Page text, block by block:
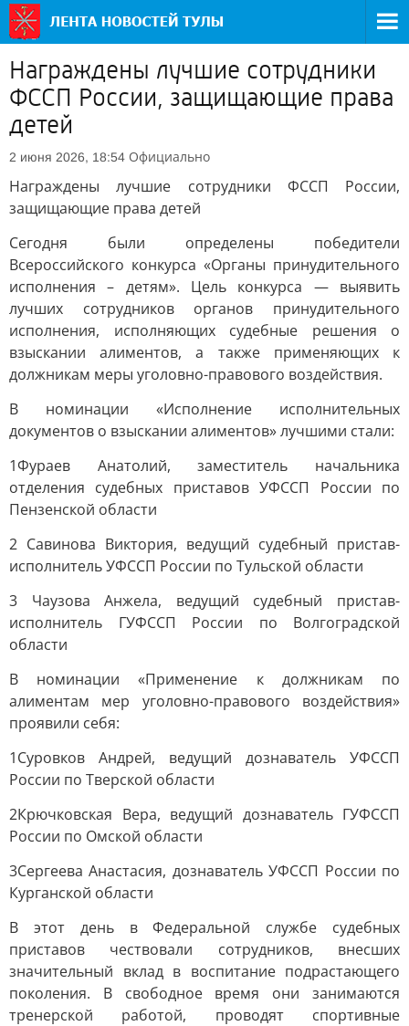
Награждены лучшие сотрудники
ФССП России, защищающие права
детей
2 июня 2026, 18:54 Официально
Награждены лучшие сотрудники ФССП России,
защищающие права детей
Сегодня были определены победители
Всероссийского конкурса «Органы принудительного
исполнения – детям». Цель конкурса — выявить
лучших сотрудников органов принудительного
исполнения, исполняющих судебные решения о
взыскании алиментов, а также применяющих к
должникам меры уголовно-правового воздействия.
В номинации «Исполнение исполнительных
документов о взыскании алиментов» лучшими стали:
1Фураев Анатолий, заместитель начальника
отделения судебных приставов УФССП России по
Пензенской области
2 Савинова Виктория, ведущий судебный пристав-
исполнитель УФССП России по Тульской области
3 Чаузова Анжела, ведущий судебный пристав-
исполнитель ГУФССП России по Волгоградской
области
В номинации «Применение к должникам по
алиментам мер уголовно-правового воздействия»
проявили себя:
1Суровков Андрей, ведущий дознаватель УФССП
России по Тверской области
2Крючковская Вера, ведущий дознаватель ГУФССП
России по Омской области
3Сергеева Анастасия, дознаватель УФССП России по
Курганской области
В этот день в Федеральной службе судебных
приставов чествовали сотрудников, внесших
значительный вклад в воспитание подрастающего
поколения. В свободное время они занимаются
тренерской работой, проводят спортивные